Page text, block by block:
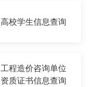
高校学生信息查询
工程造价咨询单位
资质证书信息查询